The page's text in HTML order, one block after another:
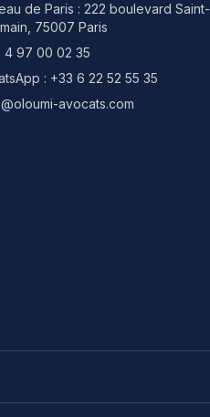
de Paris : 222 boulevard Saint-
75007 Paris
4 97 00 02 35
: +33 6 22 52 55 35
avocats.com